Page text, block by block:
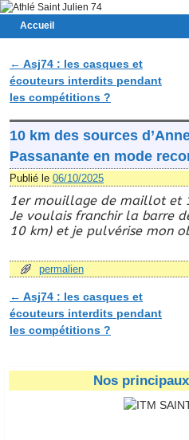
Accueil
Navigation des articles
← Asj74 : les casques et
écouteurs interdits pendant
les compétitions ?
10 km des sources
Passanante en mode
Publié le 06/10/2025
1er mouillage de maillot et
Je voulais franchir la barre
10 km) et je pulvérise mon
permalien
Navigation des articles
← Asj74 : les casques et
écouteurs interdits pendant
les compétitions ?
Nos